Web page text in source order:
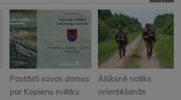
Pastāsti savas domas
par Kopienu svētku
Alūksnē notiks
orientēšanās